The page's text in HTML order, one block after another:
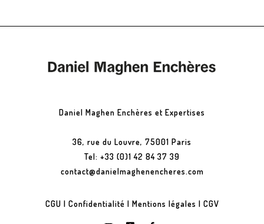
Daniel Maghen Enchères et Expertises
36, rue du Louvre, 75001 Paris
Tel: +33 (0)1 42 84 37 39
contact@danielmaghenencheres.com
CGU | Confidentialité | Mentions légales | CGV